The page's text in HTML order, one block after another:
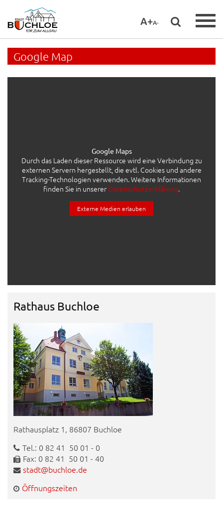
A+A-
Google Map
Google Maps
Durch das Laden dieser Ressource wird eine Verbindung zu
externen Servern hergestellt, die evtl. Cookies und andere
Tracking-Technologien verwenden. Weitere Informationen
finden Sie in unserer Datenschutzerklärung.
Externe Medien erlauben
Rathaus Buchloe
Rathausplatz 1, 86807 Buchloe
Tel.: 0 82 41 50 01 - 0
Fax: 0 82 41 50 01 - 40
stadt@buchloe.de
Öffnungszeiten